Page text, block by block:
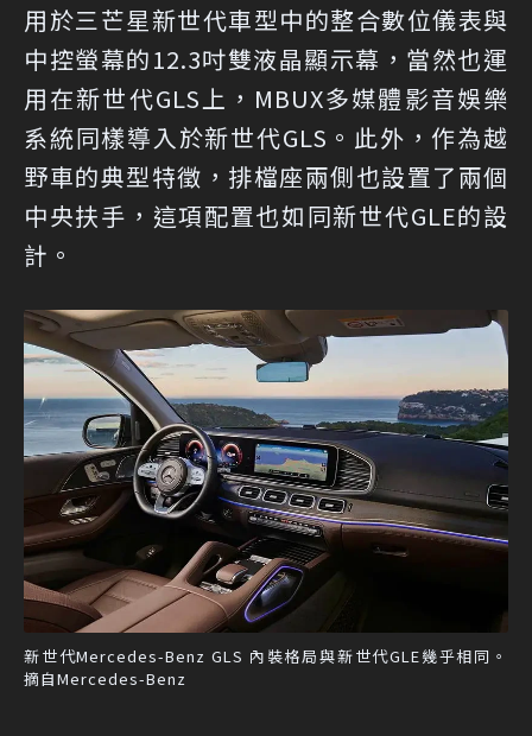
用於三芒星新世代車型中的整合數位儀表與
中控螢幕的12.3吋雙液晶顯示幕，當然也運
用在新世代GLS上，MBUX多媒體影音娛樂
系統同樣導入於新世代GLS。此外，作為越
野車的典型特徵，排檔座兩側也設置了兩個
中央扶手，這項配置也如同新世代GLE的設
計。
新世代Mercedes-Benz GLS 內裝格局與新世代GLE幾乎相同。
摘自Mercedes-Benz